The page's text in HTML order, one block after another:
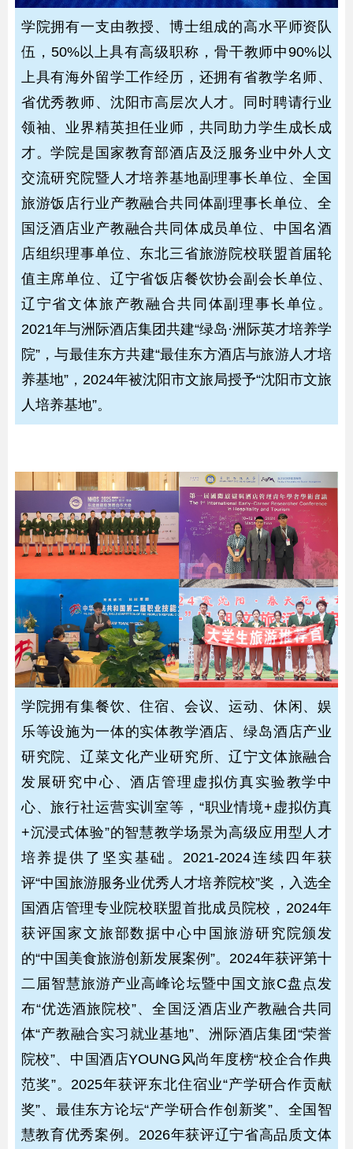
学院拥有一支由教授、博士组成的高水平师资队
伍，50%以上具有高级职称，骨干教师中90%以
上具有海外留学工作经历，还拥有省教学名师、
省优秀教师、沈阳市高层次人才。同时聘请行业
领袖、业界精英担任业师，共同助力学生成长成
才。学院是国家教育部酒店及泛服务业中外人文
交流研究院暨人才培养基地副理事长单位、全国
旅游饭店行业产教融合共同体副理事长单位、全
国泛酒店业产教融合共同体成员单位、中国名酒
店组织理事单位、东北三省旅游院校联盟首届轮
值主席单位、辽宁省饭店餐饮协会副会长单位、
辽宁省文体旅产教融合共同体副理事长单位。
2021年与洲际酒店集团共建“绿岛·洲际英才培养学
院”，与最佳东方共建“最佳东方酒店与旅游人才培
养基地”，2024年被沈阳市文旅局授予“沈阳市文旅
人培养基地”。
学院拥有集餐饮、住宿、会议、运动、休闲、娱
乐等设施为一体的实体教学酒店、绿岛酒店产业
研究院、辽菜文化产业研究所、辽宁文体旅融合
发展研究中心、酒店管理虚拟仿真实验教学中
心、旅行社运营实训室等，“职业情境+虚拟仿真
+沉浸式体验”的智慧教学场景为高级应用型人才
培养提供了坚实基础。2021-2024连续四年获
评“中国旅游服务业优秀人才培养院校”奖，入选全
国酒店管理专业院校联盟首批成员院校，2024年
获评国家文旅部数据中心中国旅游研究院颁发
的“中国美食旅游创新发展案例”。2024年获评第十
二届智慧旅游产业高峰论坛暨中国文旅C盘点发
布“优选酒旅院校”、全国泛酒店业产教融合共同
体“产教融合实习就业基地”、洲际酒店集团“荣誉
院校”、中国酒店YOUNG风尚年度榜“校企合作典
范奖”。2025年获评东北住宿业“产学研合作贡献
奖”、最佳东方论坛“产学研合作创新奖”、全国智
慧教育优秀案例。2026年获评辽宁省高品质文体